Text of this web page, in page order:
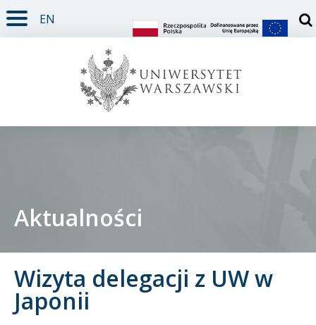
TREŚĆ STRONY
MENU GŁÓWNE
WYSZUKIWARKA
SOCIAL MEDIA
STOPKA STRONY
EN
Doktorant
Pracownik
Aktualności
Wizyta delegacji z UW w
Japonii